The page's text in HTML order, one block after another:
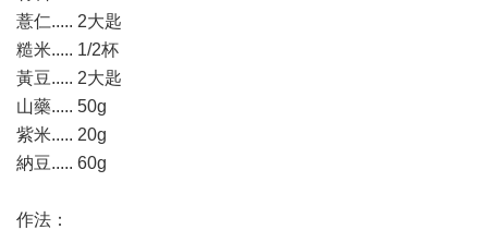
薏仁..... 2大匙
糙米..... 1/2杯
黃豆..... 2大匙
山藥..... 50g
紫米..... 20g
納豆..... 60g
作法：